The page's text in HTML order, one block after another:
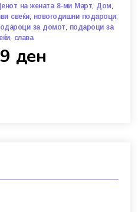
на жената 8-ми Март, Дом,
свеќи, новогодишни подароци,
за домот, подароци за
, слава
ден